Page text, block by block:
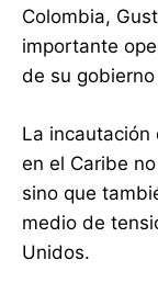
Colombia,
importante
de su
La
en el Caribe
sino que
medio de
Unidos.